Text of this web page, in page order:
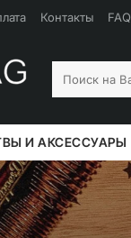
Контакты FAQ
Поиск
на
И АКСЕССУАРЫ